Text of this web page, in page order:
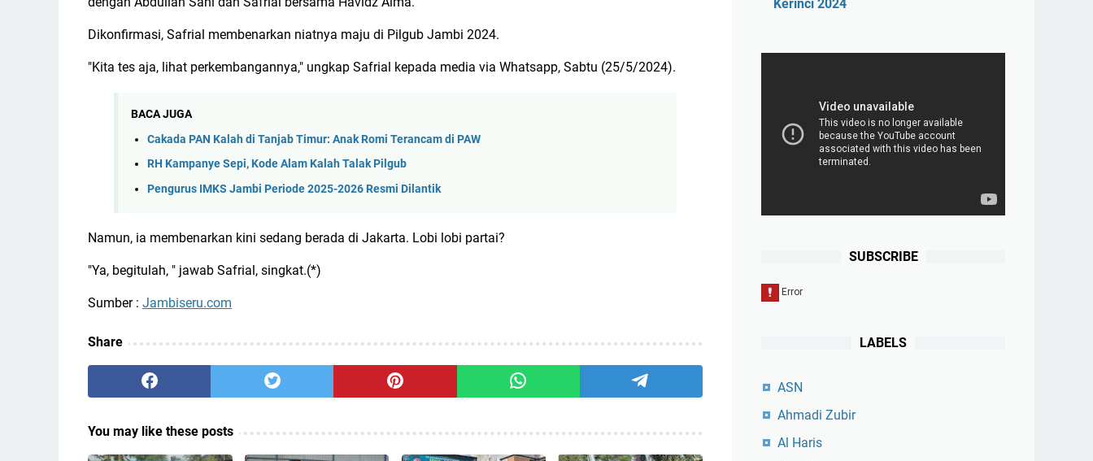
Dikonfirmasi, Safrial membenarkan niatnya maju di Pilgub Jambi 2024.
"Kita tes aja, lihat perkembangannya," ungkap Safrial kepada media via Whatsapp, Sabtu (25/5/2024).
BACA JUGA
Cakada PAN Kalah di Tanjab Timur: Anak Romi Terancam di PAW
RH Kampanye Sepi, Kode Alam Kalah Talak Pilgub
Pengurus IMKS Jambi Periode 2025-2026 Resmi Dilantik
Namun, ia membenarkan kini sedang berada di Jakarta. Lobi lobi partai?
"Ya, begitulah, " jawab Safrial, singkat.(*)
Sumber : Jambiseru.com
Share
You may like these posts
Kerinci 2024
SUBSCRIBE
LABELS
ASN
Ahmadi Zubir
Al Haris